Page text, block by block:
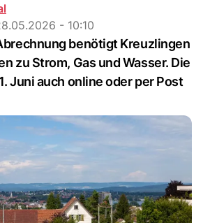
- 10:10
benötigt Kreuzlingen
zu Strom, Gas und Wasser. Die
Juni auch online oder per Post